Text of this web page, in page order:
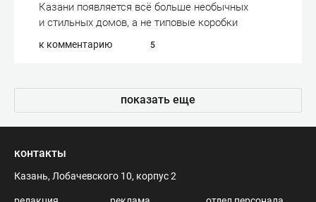
Казани появляется всё больше необычных
и стильных домов, а не типовые коробки
к комментарию 5
показать еще
контакты
Казань, Лобачевского 10, корпус 2